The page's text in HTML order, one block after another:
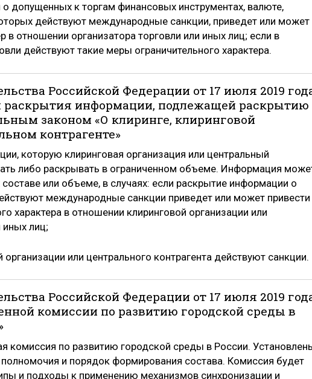
допущенных к торгам финансовых инструментах, валюте,
действуют международные санкции, приведет или может
в отношении организатора торговли или иных лиц; если в
действуют такие меры ограничительного характера.
Российской Федерации от 17 июля 2019
раскрытия информации, подлежащей раскрытию
законом «О клиринге, клиринговой
контрагенте»
которую клиринговая организация или центральный
либо раскрывать в ограниченном объеме. Информация
или объеме, в случаях: если раскрытие информации о
международные санкции приведет или может привести
характера в отношении клиринговой организации или
иных лиц;
или центрального контрагента действуют санкции.
Российской Федерации от 17 июля 2019
комиссии по развитию городской среды в
комиссия по развитию городской среды в России.
и порядок формирования состава. Комиссия будет
и подходы к применению механизмов синхронизации и